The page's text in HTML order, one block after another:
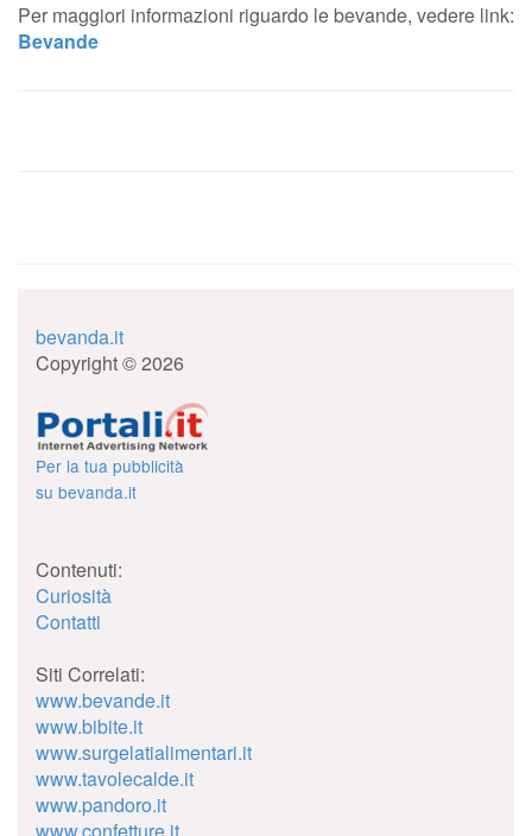
Per maggiori informazioni riguardo le bevande, vedere link:
Bevande
bevanda.it
Copyright © 2026
Per la tua pubblicità
su bevanda.it
Contenuti:
Curiosità
Contatti
Siti Correlati:
www.bevande.it
www.bibite.it
www.surgelatialimentari.it
www.tavolecalde.it
www.pandoro.it